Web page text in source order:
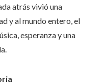
atrás vivió una
y al mundo entero, el
esperanza y una